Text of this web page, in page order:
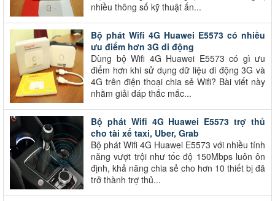
nhiều thông số kỹ thuật ấn...
Bộ phát Wifi 4G Huawei E5573 có nhiều
ưu điểm hơn 3G di động
Dùng bộ Wifi 4G Huawei E5573 có gì ưu
điểm hơn khi sử dụng dữ liệu di động 3G và
4G trên điện thoại chia sẻ Wifi? Bài viết này
nhằm giải đáp thắc mắc...
Bộ phát Wifi 4G Huawei E5573 trợ thủ
cho tài xế taxi, Uber, Grab
Bộ phát Wifi 4G Huawei E5573 với nhiều tính
năng vượt trội như tốc độ 150Mbps luôn ôn
định, khả năng chia sẻ cho hơn 10 thiết bị đã
trở thành trợ thủ...